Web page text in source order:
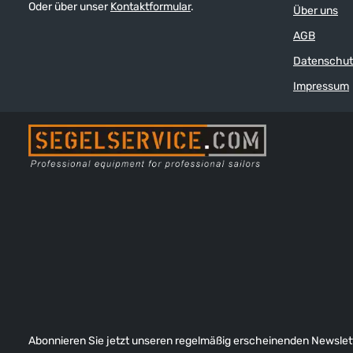
wasserdichten Schuhs. In Neoprenschuhen
unten "Ähnliche Produkte").
Oder über unserKontaktformular.
Über uns
AGB
Impressum
Abonnieren Sie jetzt unseren regelmäßig erscheinenden